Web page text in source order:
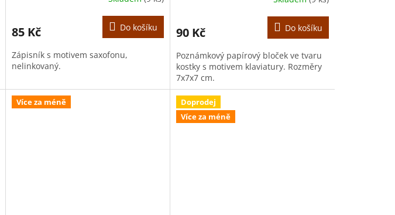
85 Kč Do košíku
Zápisník s motivem saxofonu,
nelinkovaný.
90 Kč Do košíku
Poznámkový papírový bloček ve tvaru
kostky s motivem klaviatury. Rozměry
7x7x7 cm.
Více za méně
Doprodej
Více za méně